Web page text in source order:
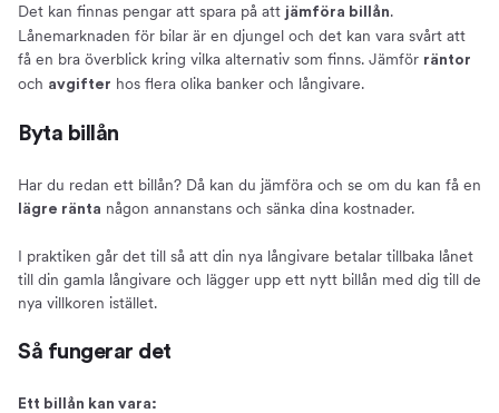
Det kan finnas pengar att spara på att jämföra billån.
Lånemarknaden för bilar är en djungel och det kan vara svårt att
få en bra överblick kring vilka alternativ som finns. Jämför räntor
och avgifter hos flera olika banker och långivare.
Byta billån
Har du redan ett billån? Då kan du jämföra och se om du kan få en
lägre ränta någon annanstans och sänka dina kostnader.
I praktiken går det till så att din nya långivare betalar tillbaka lånet
till din gamla långivare och lägger upp ett nytt billån med dig till de
nya villkoren istället.
Så fungerar det
Ett billån kan vara: